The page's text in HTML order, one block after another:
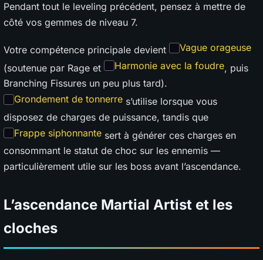
Pendant tout le leveling précédent, pensez à mettre de
côté vos gemmes de niveau 7.
Votre compétence principale devient
Vague orageuse
(soutenue par Rage et
Harmonie avec la foudre, puis
Branching Fissures un peu plus tard).
Grondement de tonnerre s’utilise lorsque vous
disposez de charges de puissance, tandis que
Frappe siphonnante sert à générer ces charges en
consommant le statut de choc sur les ennemis —
particulièrement utile sur les boss avant l’ascendance.
L’ascendance Martial Artist et les
cloches